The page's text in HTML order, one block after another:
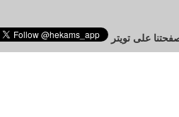
على تويتر